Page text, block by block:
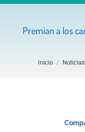
Premian a los
Inicio Noticias